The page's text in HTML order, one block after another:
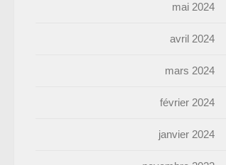
mai 2024
avril 2024
mars 2024
février 2024
janvier 2024